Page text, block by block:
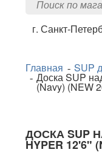
г. Санкт-
Главная SUP
Доска SUP
(Navy) (NEW
ДОСКА SUP
HYPER 12'6"